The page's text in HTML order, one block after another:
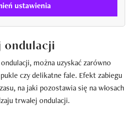
ustawienia
ondulacji
można uzyskać zarówno
czy delikatne fale. Efekt zabiegu
na jaki pozostawia się na włosach
trwałej ondulacji.